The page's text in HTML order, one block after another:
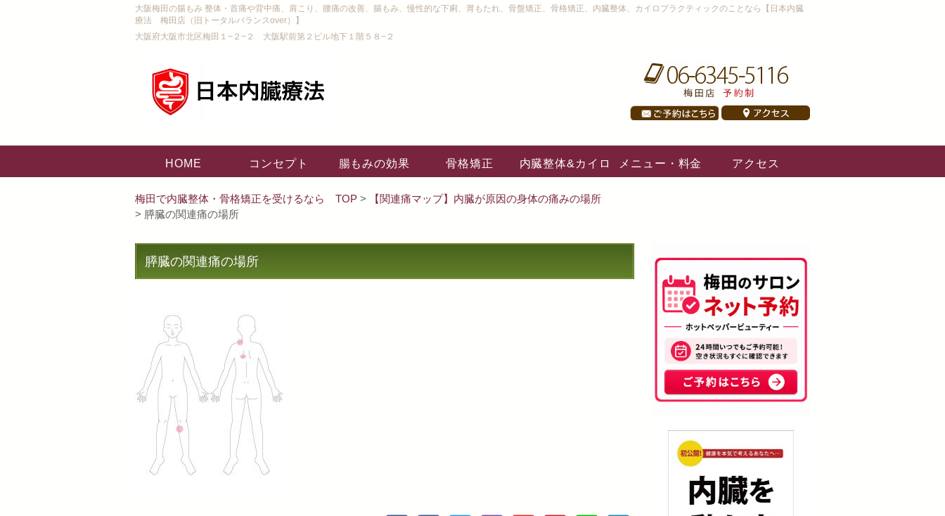
大阪梅田の腸もみ 整体・首痛や背中痛、肩こり、腰痛の改善、腸もみ、慢性的な下痢、胃もたれ、骨盤矯正、骨格矯正、内臓整体、カイロプラクティックのことなら【日本内臓
療法 梅田店（旧トータルバランスover）】
大阪府大阪市北区梅田１−２−２ 大阪駅前第２ビル地下１階５８−２
HOME コンセプト 腸もみの効果 骨格矯正 内臓整体&カイロ メニュー・料金 アクセス
梅田で内臓整体・骨格矯正を受けるなら TOP >
【関連痛マップ】内臓が原因の身体の痛みの場所
> 膵臓の関連痛の場所
膵臓の関連痛の場所